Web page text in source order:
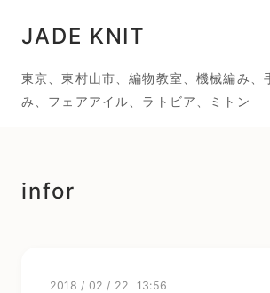
JADE KNIT
東京、東村山市、編物教室、機械編み、
み、フェアアイル、ラトビア、ミトン
infor
2018 / 02 / 22 13:56